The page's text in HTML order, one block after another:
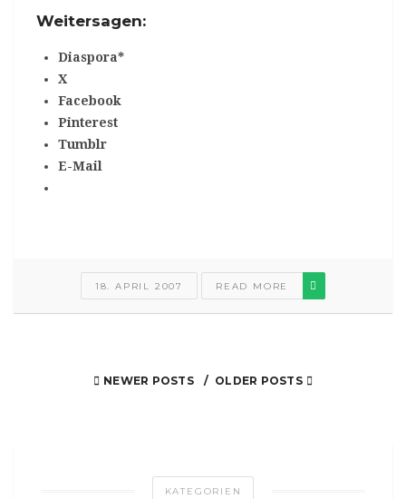
Weitersagen:
Diaspora*
X
Facebook
Pinterest
Tumblr
E-Mail
18. APRIL 2007 READ MORE
NEWER POSTS OLDER POSTS
KATEGORIEN